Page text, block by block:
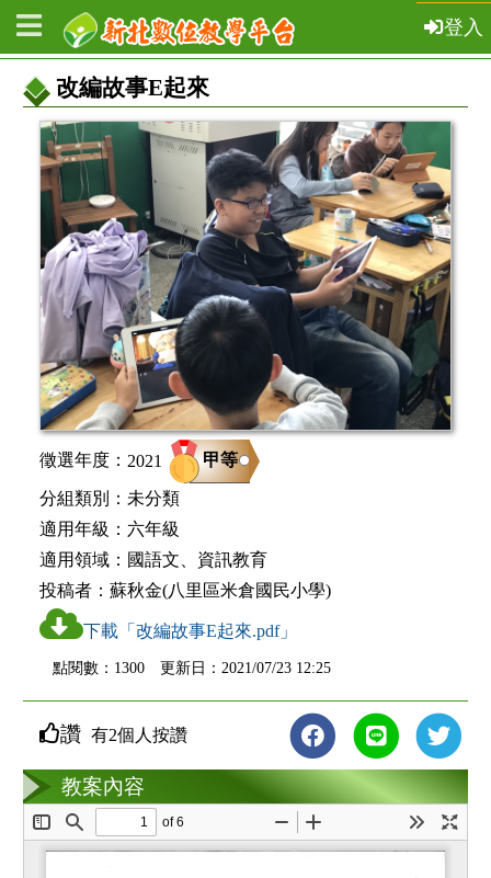
登入
改編故事E起來
教
案
基
本
資
訊
徵選年度： 2021 甲等
分組類別： 未分類
適用年級： 六年級
適用領域： 國語文、資訊教育
投稿者： 蘇秋金(八里區米倉國民小學)
下載「改編故事E起來.pdf」
點閱數：1300 更新日：2021/07/23 12:25
教案互動
讚 有2個人按讚
教案內容